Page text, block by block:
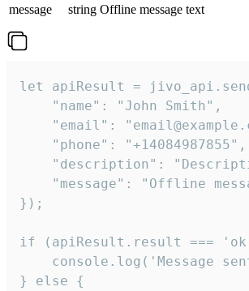
message
string Offline message text
let apiResult =
    "name": "John Smith",
"email":
    "phone": "+14084987855",
"description":
"message": "Offline
});
if (apiResult.result ===
console.log('Message
} else {